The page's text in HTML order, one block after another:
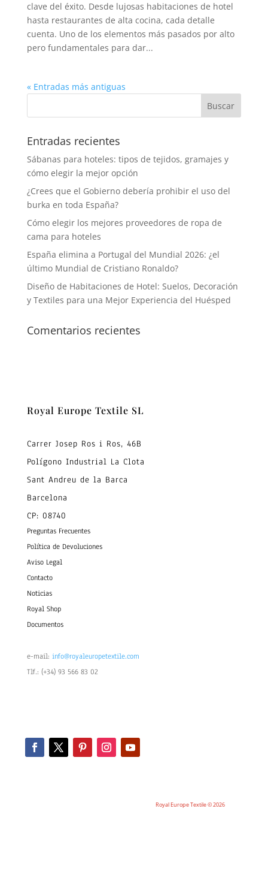
clave del éxito. Desde lujosas habitaciones de hotel
hasta restaurantes de alta cocina, cada detalle
cuenta. Uno de los elementos más pasados por alto
pero fundamentales para dar...
« Entradas más antiguas
Entradas recientes
Sábanas para hoteles: tipos de tejidos, gramajes y
cómo elegir la mejor opción
¿Crees que el Gobierno debería prohibir el uso del
burka en toda España?
Cómo elegir los mejores proveedores de ropa de
cama para hoteles
España elimina a Portugal del Mundial 2026: ¿el
último Mundial de Cristiano Ronaldo?
Diseño de Habitaciones de Hotel: Suelos, Decoración
y Textiles para una Mejor Experiencia del Huésped
Comentarios recientes
Royal Europe Textile SL
Carrer Josep Ros i Ros, 46B
Polígono Industrial La Clota
Sant Andreu de la Barca
Barcelona
CP: 08740
Preguntas Frecuentes
Política de Devoluciones
Aviso Legal
Contacto
Noticias
Royal Shop
Documentos
e-mail: info@royaleuropetextile.com
Tlf.: (+34) 93 566 83 02
Royal Europe Textile © 2026